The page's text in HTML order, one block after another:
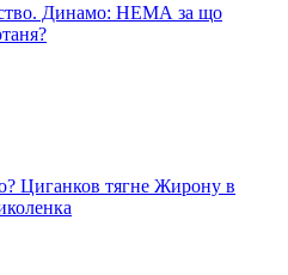
Динамо: НЕМА за що
Циганков тягне Жирону в